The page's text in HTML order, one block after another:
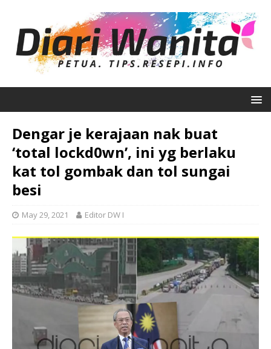
Dengar je kerajaan nak buat
‘total lockd0wn’, ini yg berlaku
kat tol gombak dan tol sungai
besi
May 29, 2021 Editor DW I